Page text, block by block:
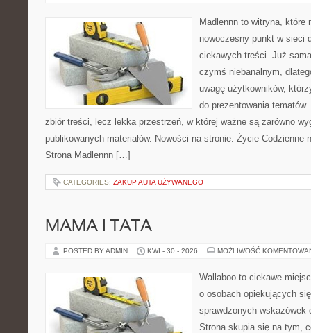
Madlennn to witryna, które
nowoczesny punkt w sieci
ciekawych treści. Już
czymś niebanalnym,
uwagę użytkowników,
do prezentowania
zbiór treści, lecz lekka przestrzeń, w której ważne są zarówno
publikowanych materiałów. Nowości na stronie: Życie Codzienne
Strona Madlennn […]
CATEGORIES: ZAKUP AUTA UŻYWANEGO
MAMA I TATA
POSTED BY ADMIN KWI - 30 - 2026 MOŻLIWOŚĆ
Wallaboo to ciekawe
o osobach opiekujących
sprawdzonych wskazówek
Strona skupia się na tym,